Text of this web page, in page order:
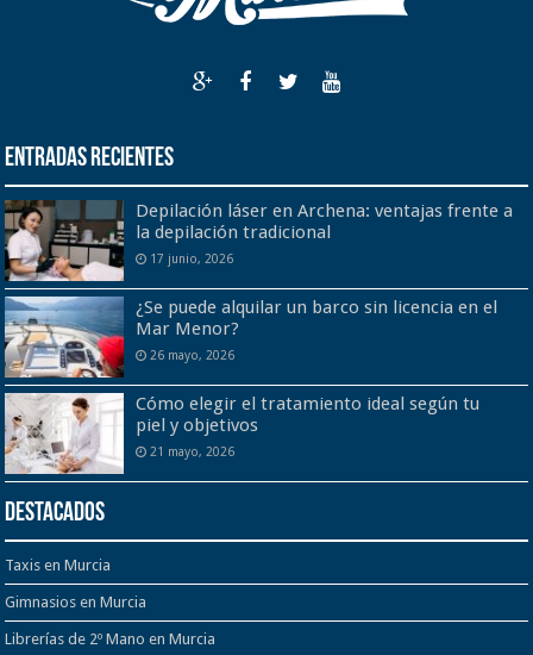
Entradas recientes
Depilación láser en Archena: ventajas frente a
la depilación tradicional
17 junio, 2026
¿Se puede alquilar un barco sin licencia en el
Mar Menor?
26 mayo, 2026
Cómo elegir el tratamiento ideal según tu
piel y objetivos
21 mayo, 2026
Destacados
Taxis en Murcia
Gimnasios en Murcia
Librerías de 2º Mano en Murcia